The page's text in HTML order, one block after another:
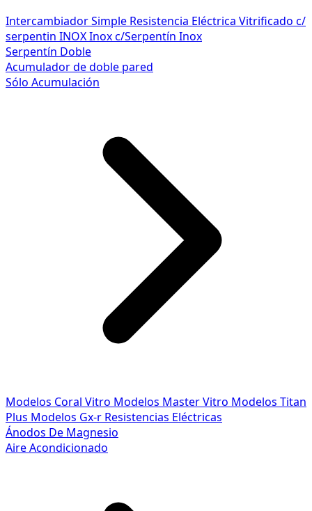
Intercambiador Simple Resistencia Eléctrica Vitrificado c/
serpentin INOXInox c/Serpentín Inox
Serpentín Doble
Acumulador de doble pared
Sólo Acumulación
Modelos Coral Vitro Modelos Master Vitro Modelos Titan
Plus Modelos Gx-r Resistencias Eléctricas
Ánodos De Magnesio
Aire Acondicionado